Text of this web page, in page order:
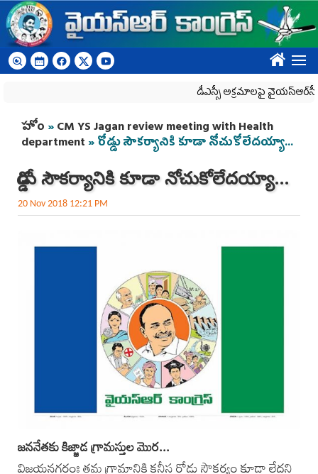
Skip to main content
????
డీఎస్సీ అక్రమాలపై వైయ‌స్ఆర్‌సీపీ
You are here
హోం »CM YS Jagan review meeting with Health
department » రోడ్డు సౌకర్యానికి కూడా నోచుకోలేదయ్యా...
రోడ్డు సౌకర్యానికి కూడా నోచుకోలేదయ్యా...
20 Nov 2018 12:21 PM
జననేతకు కిజ్జాడ గ్రామస్తుల మొర...
విజయనగరంః తమ గ్రామానికి కనీస రోడ్డు సౌకర్యం కూడా లేదని